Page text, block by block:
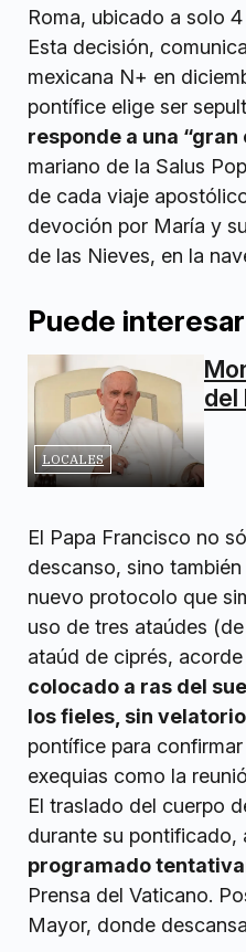
Roma, ubicado a solo
Esta decisión,
mexicana N+ en
pontífice elige ser
responde a una
mariano de la Salus
de cada viaje
devoción por María y
de las Nieves, en la
Puede
LOCALES
del
El Papa Francisco no
descanso, sino
nuevo protocolo que
uso de tres ataúdes
ataúd de ciprés,
colocado a ras del
los fieles, sin
pontífice para
exequias como la
El traslado del cuerpo
durante su pontificado,
programado
Prensa del Vaticano.
Mayor, donde